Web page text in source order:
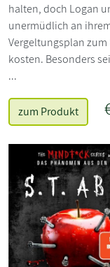
halten, doch Logan
unermüdlich an
Vergeltungsplan
kosten. Besonders
...
zum Produkt